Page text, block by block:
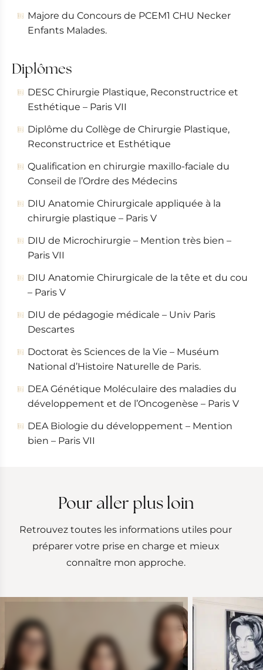
Majore du Concours de PCEM1 CHU Necker
Enfants Malades.
Diplômes
DESC Chirurgie Plastique, Reconstructrice et
Esthétique – Paris VII
Diplôme du Collège de Chirurgie Plastique,
Reconstructrice et Esthétique
Qualification en chirurgie maxillo-faciale du
Conseil de l’Ordre des Médecins
DIU Anatomie Chirurgicale appliquée à la
chirurgie plastique – Paris V
DIU de Microchirurgie – Mention très bien –
Paris VII
DIU Anatomie Chirurgicale de la tête et du cou
– Paris V
DIU de pédagogie médicale – Univ Paris
Descartes
Doctorat ès Sciences de la Vie – Muséum
National d’Histoire Naturelle de Paris.
DEA Génétique Moléculaire des maladies du
développement et de l’Oncogenèse – Paris V
DEA Biologie du développement – Mention
bien – Paris VII
Pour aller plus loin
Retrouvez toutes les informations utiles pour
préparer votre prise en charge et mieux
connaître mon approche.